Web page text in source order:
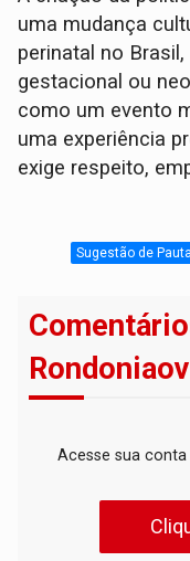
uma mudança
perinatal no
gestacional ou
como um evento
uma experiência
exige respeito,
Sugestão de Pauta
Acesse sua